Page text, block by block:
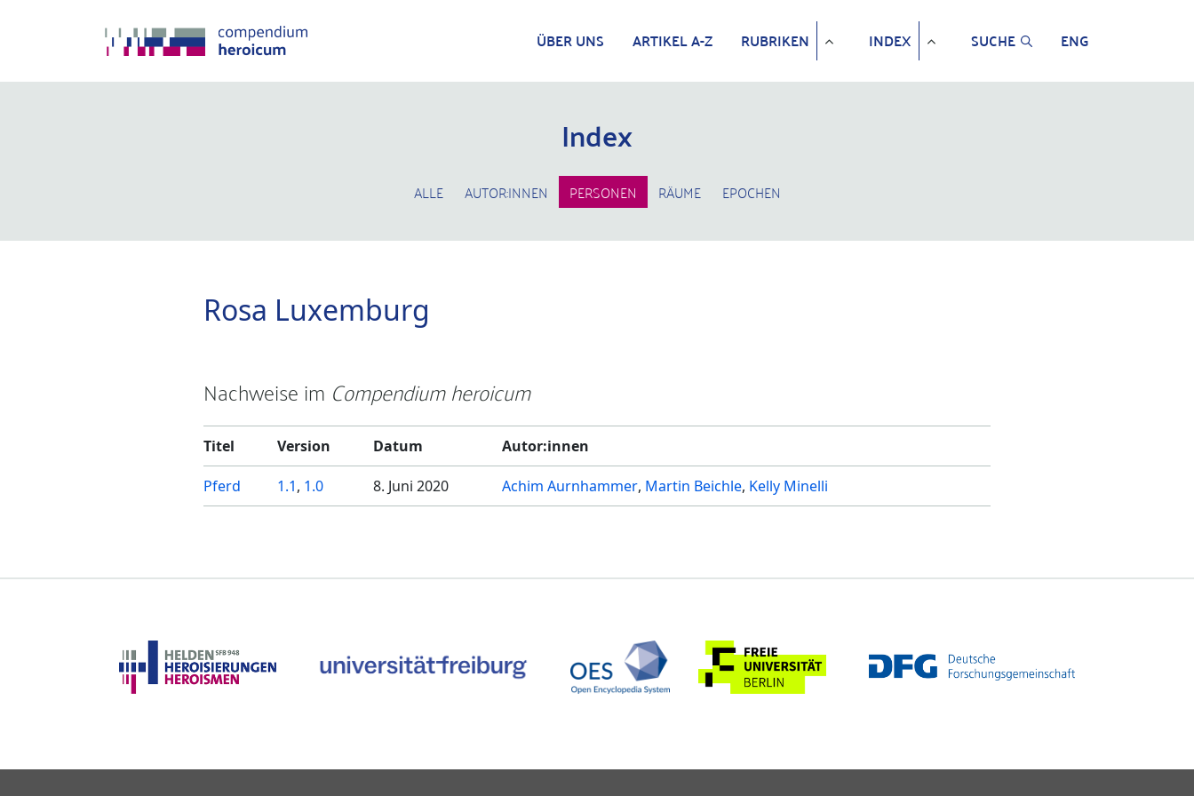
ÜBER UNS ARTIKEL A-Z RUBRIKEN INDEX SUCHE ENG
Index
ALLE AUTOR:INNEN PERSONEN RÄUME EPOCHEN
Rosa Luxemburg
Nachweise im Compendium heroicum
Titel Version Datum Autor:innen
Pferd 1.1, 1.0 8. Juni 2020 Achim Aurnhammer Martin Beichle Kelly Minelli